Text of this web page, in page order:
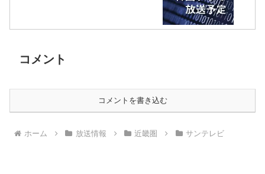
コメント
コメントを書き込む
ホーム 放送情報 近畿圏 サンテレビ